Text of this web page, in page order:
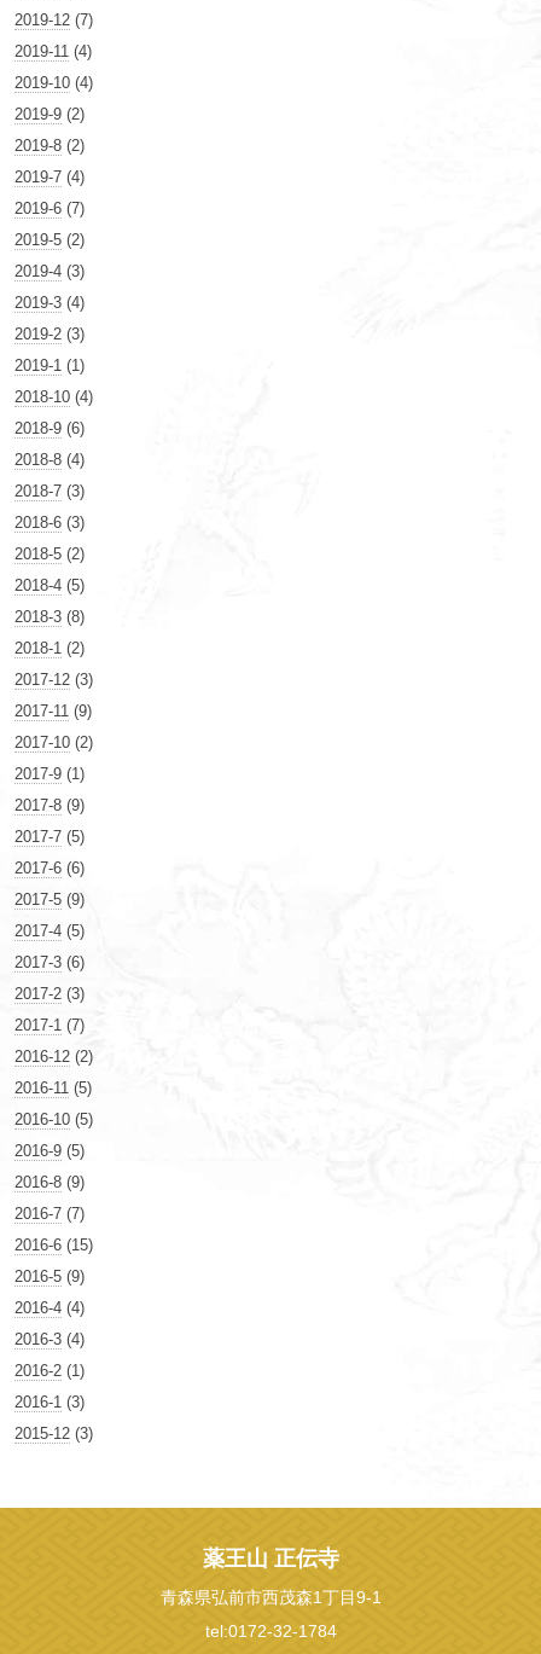
2019-12 (7)
2019-11 (4)
2019-10 (4)
2019-9 (2)
2019-8 (2)
2019-7 (4)
2019-6 (7)
2019-5 (2)
2019-4 (3)
2019-3 (4)
2019-2 (3)
2019-1 (1)
2018-10 (4)
2018-9 (6)
2018-8 (4)
2018-7 (3)
2018-6 (3)
2018-5 (2)
2018-4 (5)
2018-3 (8)
2018-1 (2)
2017-12 (3)
2017-11 (9)
2017-10 (2)
2017-9 (1)
2017-8 (9)
2017-7 (5)
2017-6 (6)
2017-5 (9)
2017-4 (5)
2017-3 (6)
2017-2 (3)
2017-1 (7)
2016-12 (2)
2016-11 (5)
2016-10 (5)
2016-9 (5)
2016-8 (9)
2016-7 (7)
2016-6 (15)
2016-5 (9)
2016-4 (4)
2016-3 (4)
2016-2 (1)
2016-1 (3)
2015-12 (3)
薬王山 正伝寺
青森県弘前市西茂森1丁目9-1
tel:0172-32-1784